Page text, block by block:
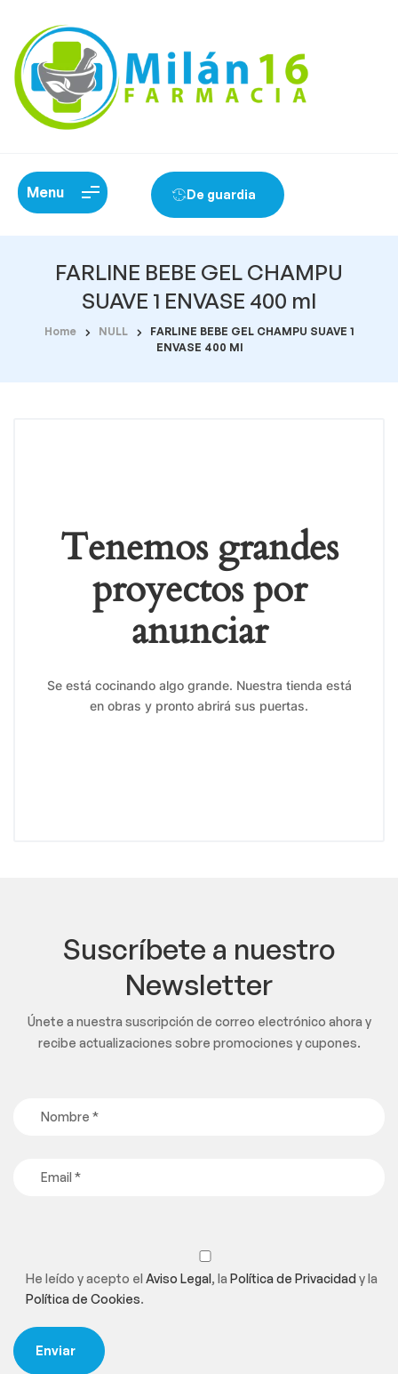
Menu De guardia
FARLINE BEBE GEL CHAMPU
SUAVE 1 ENVASE 400 ml
Home NULL
FARLINE BEBE GEL CHAMPU SUAVE 1
ENVASE 400 Ml
Tenemos grandes
proyectos por
anunciar
Se está cocinando algo grande. Nuestra tienda está
en obras y pronto abrirá sus puertas.
Suscríbete a nuestro
Newsletter
Únete a nuestra suscripción de correo electrónico ahora y
recibe actualizaciones sobre promociones y cupones.
He leído y acepto el Aviso Legal, la Política de Privacidady la
Política de Cookies.